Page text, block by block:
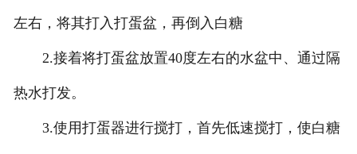
左右，将其打入打蛋盆，再倒入白糖
2.接着将打蛋盆放置40度左右的水盆中、通过隔
热水打发。
3.使用打蛋器进行搅打，首先低速搅打，使白糖